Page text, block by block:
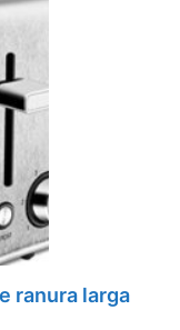
ranura larga